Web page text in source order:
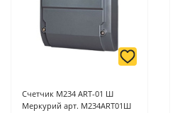
Счетчик M234 ART-01 Ш
Меркурий арт. M234ART01Ш